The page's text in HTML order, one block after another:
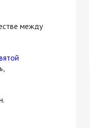
между